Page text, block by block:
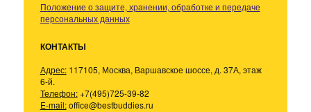
Положение о защите, хранении, обработке и передаче
персональных данных
КОНТАКТЫ
Адрес:117105, Москва, Варшавское шоссе, д. 37А, этаж
6-й.
Телефон:+7(495)725-39-82
E-mail:office@bestbuddies.ru